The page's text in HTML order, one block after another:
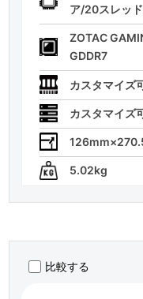
ア/20スレッ
ZOTAC
GDDR7
カスタマイズ
カスタマイズ
5.02kg
比較する